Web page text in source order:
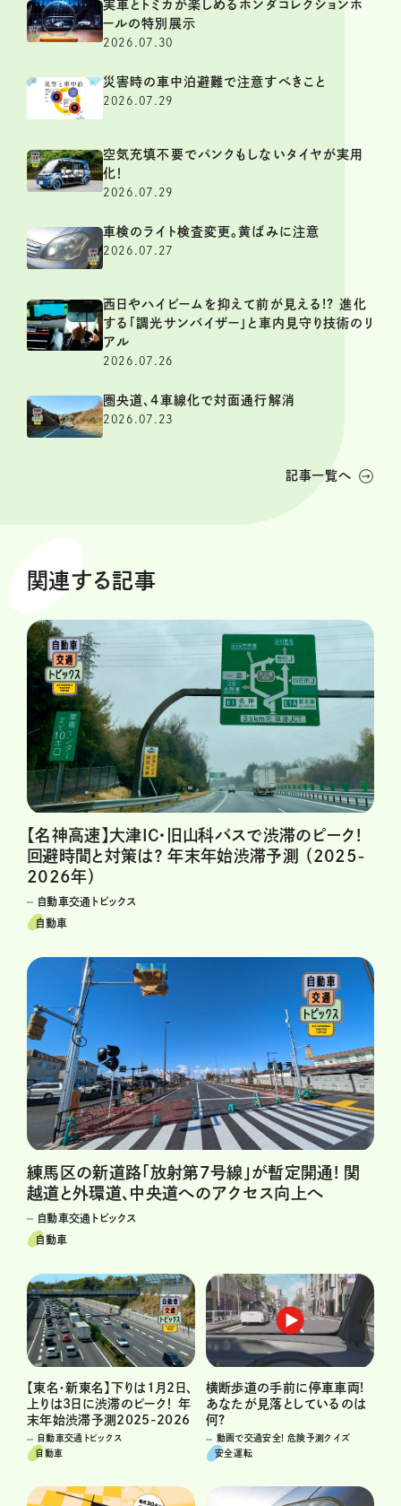
実車とトミカが楽しめるホンダコレクションホ
ールの特別展示
2026.07.30
災害時の車中泊避難で注意すべきこと
2026.07.29
空気充填不要でパンクもしないタイヤが実用
化！
2026.07.29
車検のライト検査変更。黄ばみに注意
2026.07.27
西日やハイビームを抑えて前が見える!? 進化
する「調光サンバイザー」と車内見守り技術のリ
アル
2026.07.26
圏央道、4車線化で対面通行解消
2026.07.23
記事一覧へ
関連する記事
【名神高速】大津IC・旧山科バスで渋滞のピーク!
回避時間と対策は？ 年末年始渋滞予測 （2025-
2026年）
自動車交通トピックス
自動車
練馬区の新道路「放射第7号線」が暫定開通! 関
越道と外環道、中央道へのアクセス向上へ
自動車交通トピックス
自動車
【東名・新東名】下りは1月2日、
上りは3日に渋滞のピーク！ 年
末年始渋滞予測2025-2026
自動車交通トピックス
自動車
横断歩道の手前に停車車両!
あなたが見落としているのは
何?
動画で交通安全! 危険予測クイズ
安全運転